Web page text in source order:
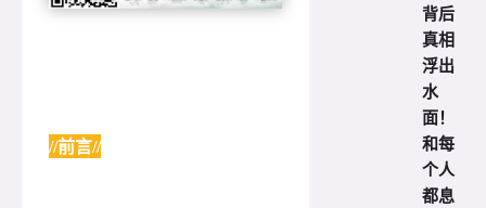
//前言//
背后
真相
浮出
水
面！
和每
个人
都息